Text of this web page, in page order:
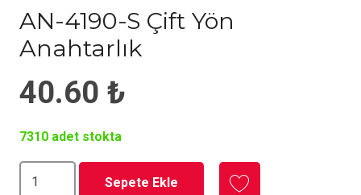
AN-4190-S Çift Yön
Anahtarlık
40.60 ₺
7310 adet stokta
Sepete Ekle